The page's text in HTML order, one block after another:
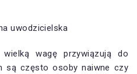
uwodzicielska
wielką wagę przywiązują do
są często osoby naiwne czy